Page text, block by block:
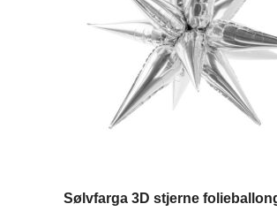
Sølvfarga 3D stjerne